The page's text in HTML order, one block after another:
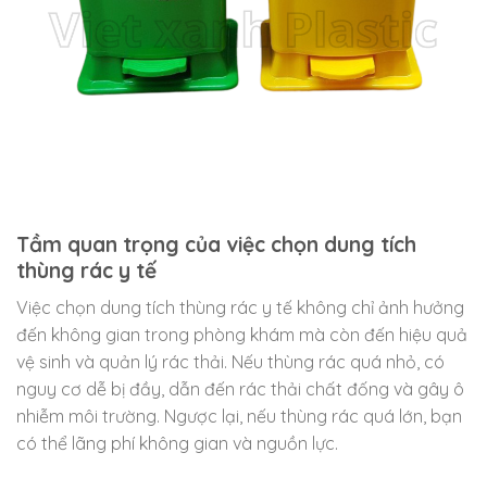
Tầm quan trọng của việc chọn dung tích
thùng rác y tế
Việc chọn dung tích thùng rác y tế không chỉ ảnh hưởng
đến không gian trong phòng khám mà còn đến hiệu quả
vệ sinh và quản lý rác thải. Nếu thùng rác quá nhỏ, có
nguy cơ dễ bị đầy, dẫn đến rác thải chất đống và gây ô
nhiễm môi trường. Ngược lại, nếu thùng rác quá lớn, bạn
có thể lãng phí không gian và nguồn lực.